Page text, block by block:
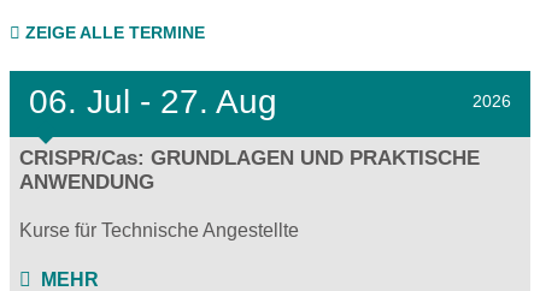
ZEIGE ALLE TERMINE
06. Jul - 27. Aug 2026
CRISPR/Cas: GRUNDLAGEN UND PRAKTISCHE
ANWENDUNG
Kurse für Technische Angestellte
MEHR